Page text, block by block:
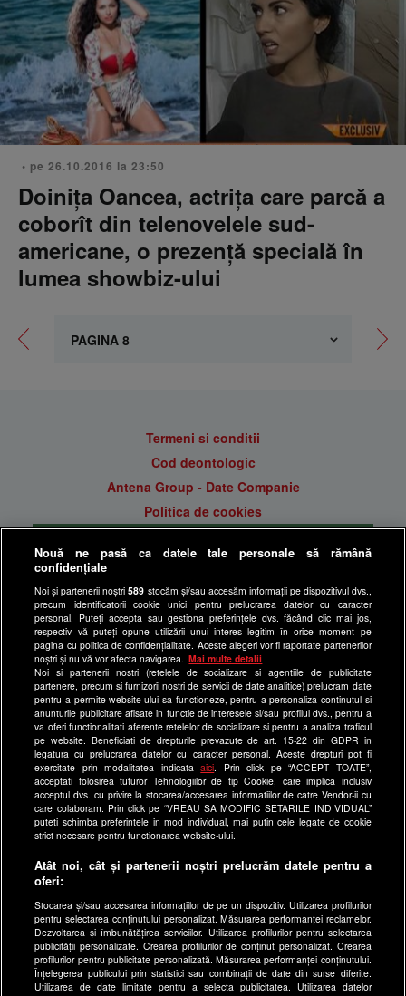
• pe 26.10.2016 la 23:50
Doiniţa Oancea, actriţa care parcă a
coborît din telenovelele sud-
americane, o prezenţă specială în
lumea showbiz-ului
Termeni si conditii
Cod deontologic
Antena Group - Date Companie
Politica de cookies
Politica de confidentialitate
Anunturi gratuite pe Lajumate.ro
Ultimele Stiri
Program Happy Channel
Echipa editorială
Site-uri Antena Group
a1.ro
antenastars.ro
as.ro
catine.ro
chefi.ro
deparinti.ro
medicool.ro
spynews.ro
useit.ro
retetefeldefel.ro
zutv.ro
Nouă ne pasă ca datele tale personale să rămână
confidențiale
Noi și partenerii noștri589 stocăm și/sau accesăm informații pe dispozitivul dvs.,
precum identificatorii cookie unici pentru prelucrarea datelor cu caracter
personal. Puteți accepta sau gestiona preferințele dvs. făcând clic mai jos,
respectiv vă puteți opune utilizării unui interes legitim în orice moment pe
pagina cu politica de confidențialitate. Aceste alegeri vor fi raportate partenerilor
noștri și nu vă vor afecta navigarea.
Mai multe detalii
Noi si partenerii nostri (retelele de socializare si agentiile de publicitate
partenere, precum si furnizorii nostri de servicii de date analitice) prelucram date
pentru a permite website-ului sa functioneze, pentru a personaliza continutul si
anunturile publicitare afisate in functie de interesele si/sau profilul dvs., pentru a
va oferi functionalitati aferente retelelor de socializare si pentru a analiza traficul
pe website. Beneficiati de drepturile prevazute de art. 15-22 din GDPR in
legatura cu prelucrarea datelor cu caracter personal. Aceste drepturi pot fi
exercitate prin modalitatea indicataaici . Prin click pe “ACCEPT TOATE”,
acceptati folosirea tuturor Tehnologiilor de tip Cookie, care implica inclusiv
acceptul dvs. cu privire la stocarea/accesarea informatiilor de catre Vendor-ii cu
care colaboram. Prin click pe “VREAU SA MODIFIC SETARILE INDIVIDUAL”
puteti schimba preferintele in mod individual, mai putin cele legate de cookie
strict necesare pentru functionarea website-ului.
Atât noi, cât și partenerii noștri prelucrăm datele pentru a
oferi:
Stocarea și/sau accesarea informațiilor de pe un dispozitiv. Utilizarea profilurilor
pentru selectarea conținutului personalizat. Măsurarea performanței reclamelor.
Dezvoltarea și îmbunătățirea serviciilor. Utilizarea profilurilor pentru selectarea
publicității personalizate. Crearea profilurilor de conținut personalizat. Crearea
profilurilor pentru publicitate personalizată. Măsurarea performanței conținutului.
Înțelegerea publicului prin statistici sau combinații de date din surse diferite.
Utilizarea de date limitate pentru a selecta publicitatea. Utilizarea datelor